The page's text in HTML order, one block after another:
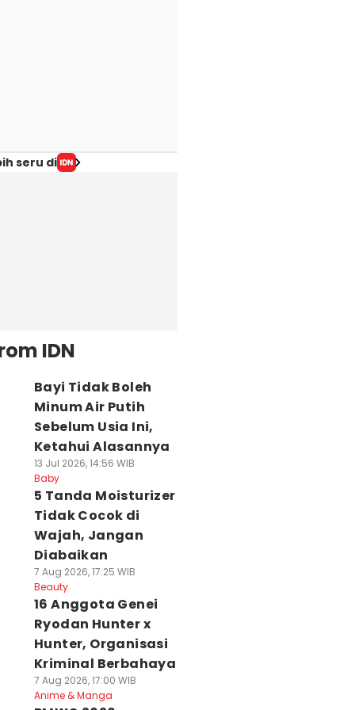
seru di
IDN
Bayi Tidak Boleh
Minum Air Putih
Sebelum Usia Ini,
Ketahui Alasannya
13 Jul 2026, 14:56 WIB
Baby
5 Tanda Moisturizer
Tidak Cocok di
Wajah, Jangan
Diabaikan
7 Aug 2026, 17:25 WIB
Beauty
16 Anggota Genei
Ryodan Hunter x
Hunter, Organisasi
Kriminal Berbahaya
7 Aug 2026, 17:00 WIB
Anime & Manga